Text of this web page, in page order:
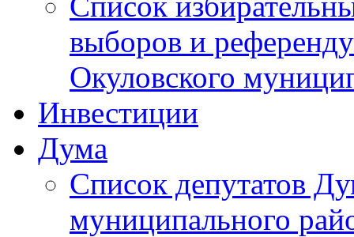
выборов и
Окуловского
Инвестиции
Дума
Список депутатов
муниципального